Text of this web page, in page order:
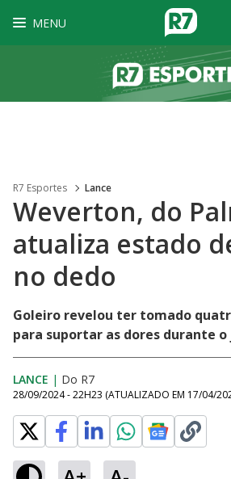
MENU
R7 Esportes Lance
Weverton, do
atualiza estado
no dedo
Goleiro revelou ter tomado
para suportar as dores durante
LANCE | Do R7
28/09/2024 - 22H23 (ATUALIZADO EM 17/04/